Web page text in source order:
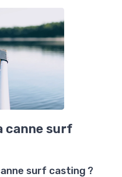
canne surf
surf casting ?